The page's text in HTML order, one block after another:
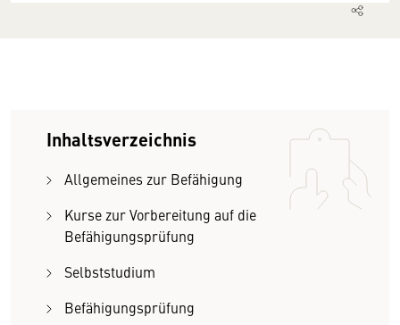
Inhaltsverzeichnis
Allgemeines zur Befähigung
Kurse zur Vorbereitung auf die
Befähigungsprüfung
Selbststudium
Befähigungsprüfung